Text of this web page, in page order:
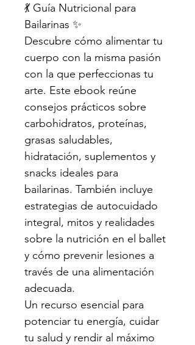
💃 Guía Nutricional para
Bailarinas ✨
Descubre cómo alimentar tu
cuerpo con la misma pasión
con la que perfeccionas tu
arte. Este ebook reúne
consejos prácticos sobre
carbohidratos, proteínas,
grasas saludables,
hidratación, suplementos y
snacks ideales para
bailarinas. También incluye
estrategias de autocuidado
integral, mitos y realidades
sobre la nutrición en el ballet
y cómo prevenir lesiones a
través de una alimentación
adecuada.
Un recurso esencial para
potenciar tu energía, cuidar
tu salud y rendir al máximo